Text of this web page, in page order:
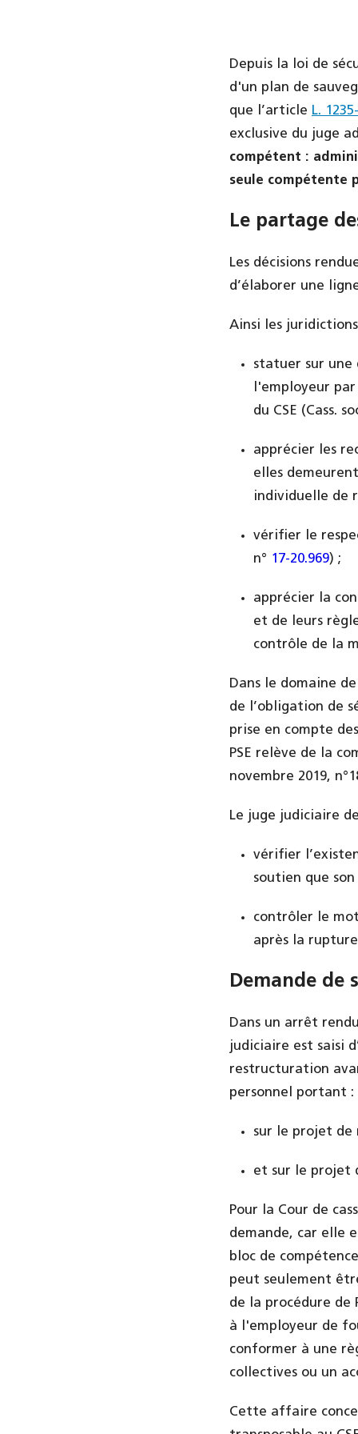
Depuis la loi de
d'un plan de
que l’article L.
exclusive du juge
compétent :
seule compétente
Le partage
Les décisions
d’élaborer une
Ainsi les
statuer sur une
l'employeur
du CSE (Cass.
apprécier les
elles
individuelle de
vérifier le
n° 17-20.969) ;
apprécier la
et de leurs
contrôle de la
Dans le domaine
de l’obligation de
prise en compte
PSE relève de la
novembre 2019,
Le juge judiciaire
vérifier
soutien que
contrôler le
après la
Demande de
Dans un arrêt
judiciaire est saisi
restructuration
personnel portant :
sur le projet
et sur le projet
Pour la Cour de
demande, car elle
bloc de
peut seulement
de la procédure
à l'employeur de
conformer à une
collectives ou un
Cette affaire